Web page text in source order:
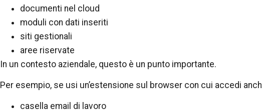
documenti nel cloud
moduli con dati inseriti
siti gestionali
aree riservate
In un contesto aziendale, questo è un punto importante.
Per esempio, se usi un’estensione sul browser con cui accedi
casella email di lavoro